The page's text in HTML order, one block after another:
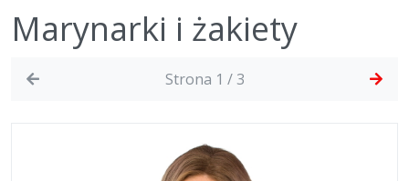
Marynarki i żakiety
Strona 1 / 3